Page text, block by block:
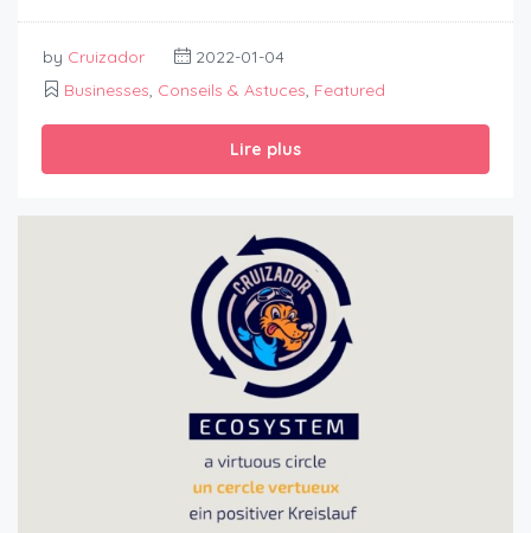
by Cruizador
2022-01-04
Businesses, Conseils & Astuces, Featured
Lire plus